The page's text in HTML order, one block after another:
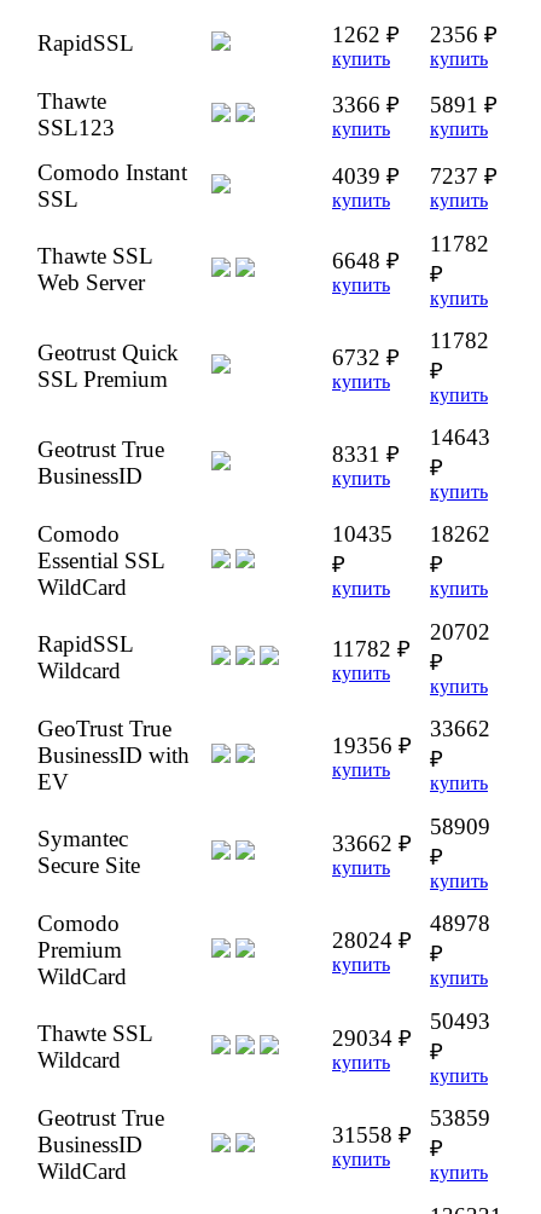
RapidSSL 1262 ₽
купить
2356 ₽
купить
Thawte
SSL123
3366 ₽
купить
5891 ₽
купить
Comodo Instant
SSL
4039 ₽
купить
7237 ₽
купить
Thawte SSL
Web Server
6648 ₽
купить
11782
₽
купить
Geotrust Quick
SSL Premium
6732 ₽
купить
11782
₽
купить
Geotrust True
BusinessID
8331 ₽
купить
14643
₽
купить
Comodo
Essential SSL
WildCard
10435
₽
купить
18262
₽
купить
RapidSSL
Wildcard
11782 ₽
купить
20702
₽
купить
GeoTrust True
BusinessID with
EV
19356 ₽
купить
33662
₽
купить
Symantec
Secure Site
33662 ₽
купить
58909
₽
купить
Comodo
Premium
WildCard
28024 ₽
купить
48978
₽
купить
Thawte SSL
Wildcard
29034 ₽
купить
50493
₽
купить
Geotrust True
BusinessID
WildCard
31558 ₽
купить
53859
₽
купить